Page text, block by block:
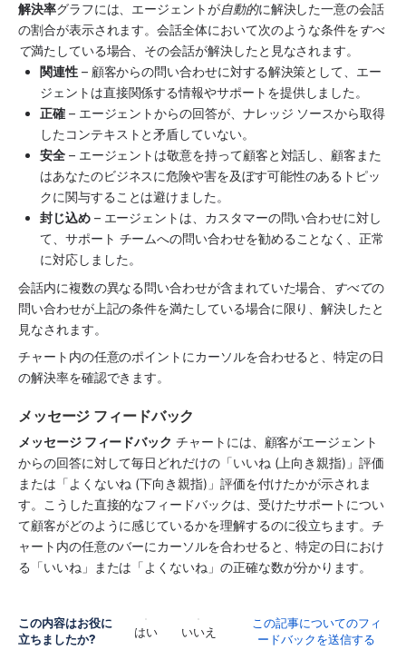
解決率グラフには、エージェントが自動的に解決した一意の会話
の割合が表示されます。会話全体において次のような条件をすべ
て満たしている場合、その会話が解決したと見なされます。
関連性 – 顧客からの問い合わせに対する解決策として、エー
ジェントは直接関係する情報やサポートを提供しました。
正確 – エージェントからの回答が、ナレッジ ソースから取得
したコンテキストと矛盾していない。
安全 – エージェントは敬意を持って顧客と対話し、顧客また
はあなたのビジネスに危険や害を及ぼす可能性のあるトピッ
クに関与することは避けました。
封じ込め – エージェントは、カスタマーの問い合わせに対し
て、サポート チームへの問い合わせを勧めることなく、正常
に対応しました。
会話内に複数の異なる問い合わせが含まれていた場合、
すべての
問い合わせが上記の条件を満たしている場合に限り、解決したと
見なされます。
チャート内の任意のポイントにカーソルを合わせると、特定の日
の解決率を確認できます。
メッセージ フィードバック
メッセージ フィードバック チャートには、顧客がエージェント
からの回答に対して毎日どれだけの「いいね (上向き親指)」評価
または「よくないね (下向き親指)」評価を付けたかが示されま
す。こうした直接的なフィードバックは、受けたサポートについ
て顧客がどのように感じているかを理解するのに役立ちます。チ
ャート内の任意のバーにカーソルを合わせると、特定の日におけ
る「いいね」または「よくないね」の正確な数が分かります。
この内容はお役に
立ちましたか?
はい いいえ
この記事についてのフィ
ードバックを送信する